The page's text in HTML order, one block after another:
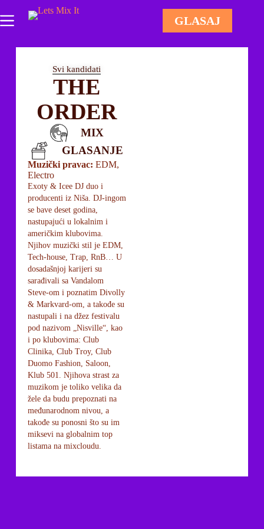
GLASAJ
Svi kandidati
THE
ORDER
MIX
GLASANJE
Muzički pravac: EDM,
Electro
Exoty & Icee DJ duo i
producenti iz Niša. DJ-ingom
se bave deset godina,
nastupajući u lokalnim i
američkim klubovima.
Njihov muzički stil je EDM,
Tech-house, Trap, RnB… U
dosadašnjoj karijeri su
sarađivali sa Vandalom
Steve-om i poznatim Divolly
& Markvard-om, a takođe su
nastupali i na džez festivalu
pod nazivom „Nisville“, kao
i po klubovima: Club
Clinika, Club Troy, Club
Duomo Fashion, Saloon,
Klub 501. Njihova strast za
muzikom je toliko velika da
žele da budu prepoznati na
međunarodnom nivou, a
takođe su ponosni što su im
miksevi na globalnim top
listama na mixcloudu.